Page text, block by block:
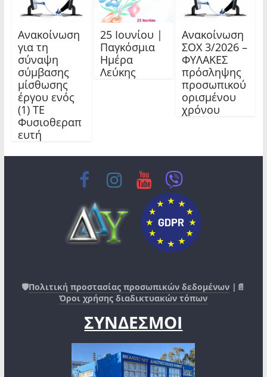
Ανακοίνωση
για τη
σύναψη
σύμβασης
μίσθωσης
έργου ενός
(1) ΤΕ
Φυσιοθεραπ
ευτή
25 Ιουνίου |
Παγκόσμια
Ημέρα
Λεύκης
Ανακοίνωση
ΣΟΧ 3/2026 –
ΦΥΛΑΚΕΣ
πρόσληψης
προσωπικού
ορισμένου
χρόνου
🛡️Πολιτική προστασίας προσωπικών δεδομένων |📄
Όροι χρήσης διαδικτυακών τόπων
ΣΥΝΔΕΣΜΟΙ